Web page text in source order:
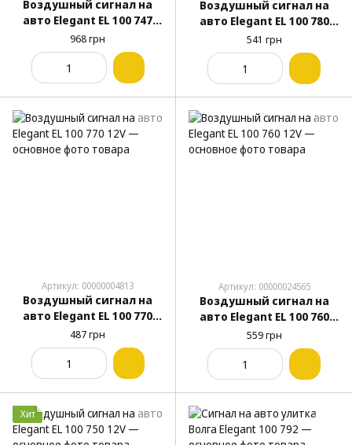
Воздушный сигнал на
авто Elegant EL 100 747
12V 3 дудки
968 грн
Воздушный сигнал на
авто Elegant EL 100 780
12V
541 грн
Артикул: 00000004813
Воздушный сигнал на
авто Elegant EL 100 770
12V
487 грн
Артикул: 00000024565
Воздушный сигнал на
авто Elegant EL 100 760
12V
559 грн
Хит